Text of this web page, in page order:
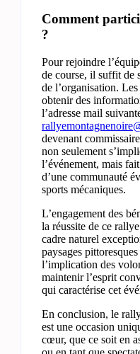
Comment
?
Pour rejoindre
de course, il suffit de
de l’organisation.
obtenir des
l’adresse mail
devenant
non seulement
l’événement, mais
d’une communauté
sports mécaniques.
L’engagement des
la réussite de ce
cadre naturel
paysages
l’implication des
maintenir l’esprit
qui caractérise cet
En conclusion, le
est une occasion
cœur, que ce soit en